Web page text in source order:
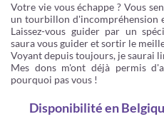
Votre vie vous échappe ? Vous
un tourbillon d'incompréhension
Laissez-vous guider par un
saura vous guider et sortir le
Voyant depuis toujours, je saurai
Mes dons m'ont déjà permis
pourquoi pas vous !
Disponibilitéen